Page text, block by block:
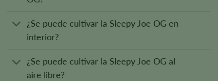
¿Se puede cultivar la Sleepy Joe OG en
interior?
¿Se puede cultivar la Sleepy Joe OG al
aire libre?